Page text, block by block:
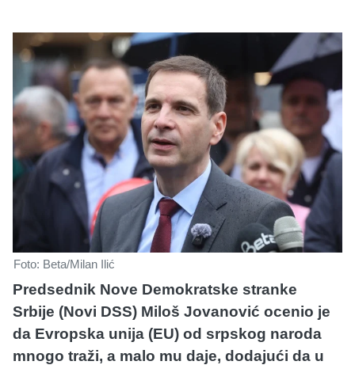
Foto: Beta/Milan Ilić
Predsednik Nove Demokratske stranke
Srbije (Novi DSS) Miloš Jovanović ocenio je
da Evropska unija (EU) od srpskog naroda
mnogo traži, a malo mu daje, dodajući da u